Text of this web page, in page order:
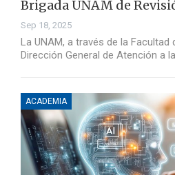
Brigada UNAM de
Sep 18, 2025
La UNAM, a través de la Facultad
Dirección General de Atención a
ACADEMIA